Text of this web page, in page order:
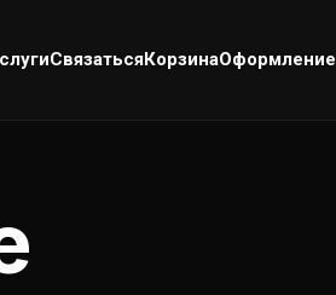
СвязатьсяКорзинаОформление